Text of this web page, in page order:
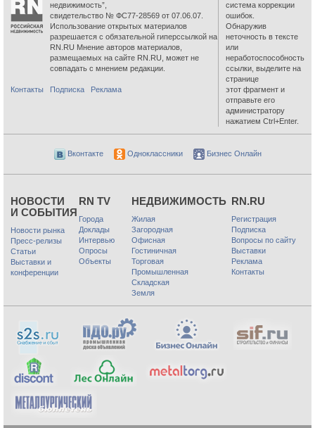
недвижимость”,
свидетельство № ФС77-28569 от 07.06.07.
Использование открытых материалов
разрешается с обязательной гиперссылкой на
RN.RU Мнение авторов материалов,
размещаемых на сайте RN.RU, может не
совпадать с мнением редакции.
Контакты Подписка Реклама
система коррекции
ошибок.
Обнаружив
неточность в тексте
или
неработоспособность
ссылки, выделите на
странице
этот фрагмент и
отправьте его
администратору
нажатием Ctrl+Enter.
Вконтакте Одноклассники Бизнес Онлайн
НОВОСТИ
И СОБЫТИЯ
Новости рынка
Пресс-релизы
Статьи
Выставки и
конференции
RN TV
Города
Доклады
Интервью
Опросы
Объекты
НЕДВИЖИМОСТЬ
Жилая
Загородная
Офисная
Гостиничная
Торговая
Промышленная
Складская
Земля
RN.RU
Регистрация
Подписка
Вопросы по сайту
Выставки
Реклама
Контакты